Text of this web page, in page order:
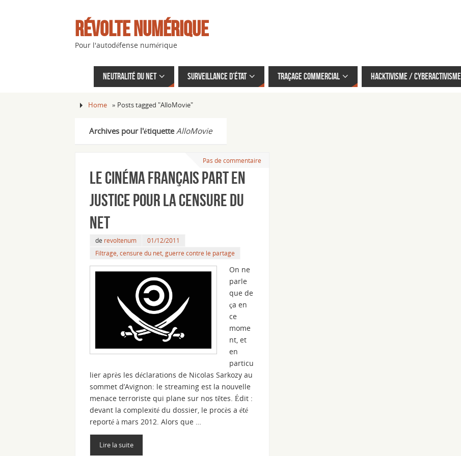
Révolte Numérique
Pour l'autodéfense numérique
Neutralité du net Surveillance d’État Traçage commercial Hacktivisme / cyberactivisme
Home » Posts tagged "AlloMovie"
Archives pour l'étiquetteAlloMovie
Pas de commentaire
Le cinéma français part en
justice pour la censure du
net
de revoltenum
01/12/2011
Filtrage, censure du net, guerre contre le partage
On ne
parle
que de
ça en
ce
mome
nt, et
en
particu
lier après les déclarations de Nicolas Sarkozy au
sommet d’Avignon: le streaming est la nouvelle
menace terroriste qui plane sur nos têtes. Édit :
devant la complexité du dossier, le procès a été
reporté à mars 2012. Alors que …
Lire la suite